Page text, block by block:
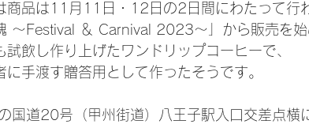
商品は11月11日・12日の2日間にわたって行
～Festival ＆ Carnival 2023～」から販売を始
試飲し作り上げたワンドリップコーヒーで、
に手渡す贈答用として作ったそうです。
国道20号（甲州街道）八王子駅入口交差点横